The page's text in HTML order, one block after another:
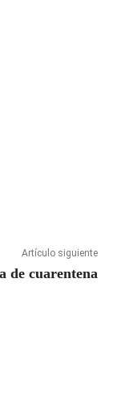
Artículo siguiente
de cuarentena